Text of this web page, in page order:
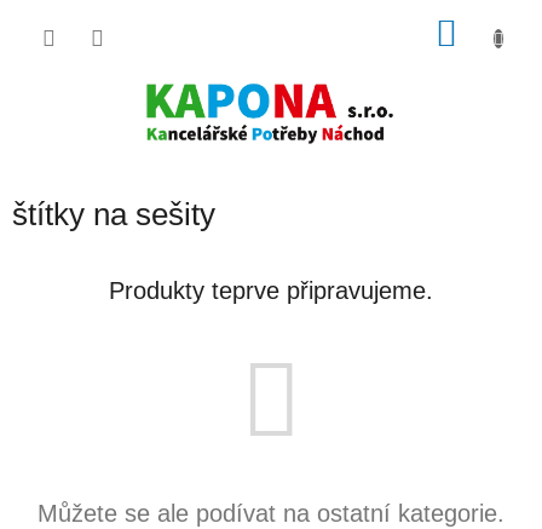
štítky na sešity
Produkty teprve připravujeme.
Můžete se ale podívat na ostatní kategorie.